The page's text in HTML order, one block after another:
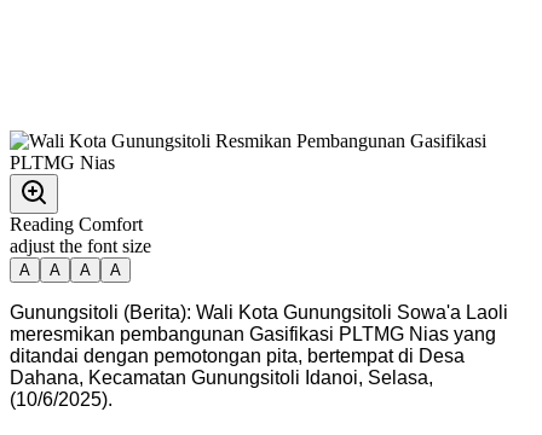
Reading Comfort
adjust the font size
A A A A
Gunungsitoli (Berita): Wali Kota Gunungsitoli Sowa'a Laoli
meresmikan pembangunan Gasifikasi PLTMG Nias yang
ditandai dengan pemotongan pita, bertempat di Desa
Dahana, Kecamatan Gunungsitoli Idanoi, Selasa,
(10/6/2025).